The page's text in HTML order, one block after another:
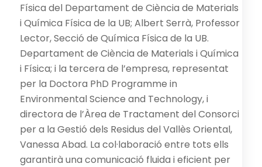
Física del Departament de Ciència de Materials
i Química Física de la UB; Albert Serrà, Professor
Lector, Secció de Química Física de la UB.
Departament de Ciència de Materials i Química
i Física; i la tercera de l’empresa, representat
per la Doctora PhD Programme in
Environmental Science and Technology, i
directora de l’Àrea de Tractament del Consorci
per a la Gestió dels Residus del Vallès Oriental,
Vanessa Abad. La col·laboració entre tots ells
garantirà una comunicació fluida i eficient per